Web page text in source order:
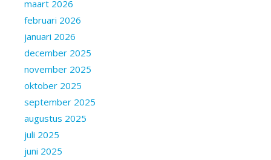
maart 2026
februari 2026
januari 2026
december 2025
november 2025
oktober 2025
september 2025
augustus 2025
juli 2025
juni 2025